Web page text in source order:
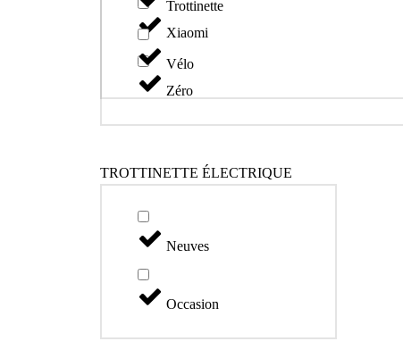
Xiaomi
Zéro
Trottinette
Vélo
TROTTINETTE ÉLECTRIQUE
Neuves
Occasion